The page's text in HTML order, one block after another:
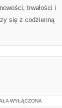
trwałości i
się z codzienną
WYŁĄCZONA